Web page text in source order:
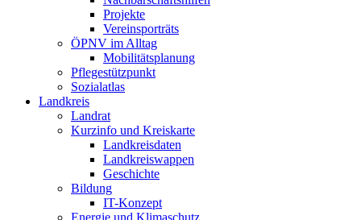
Projekte
Vereinsporträts
ÖPNV im Alltag
Mobilitätsplanung
Pflegestützpunkt
Sozialatlas
Landkreis
Landrat
Kurzinfo und Kreiskarte
Landkreisdaten
Landkreiswappen
Geschichte
Bildung
IT-Konzept